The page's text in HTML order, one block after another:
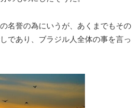
名誉の為にいうが、あくまでもその
であり、ブラジル人全体の事を言っ